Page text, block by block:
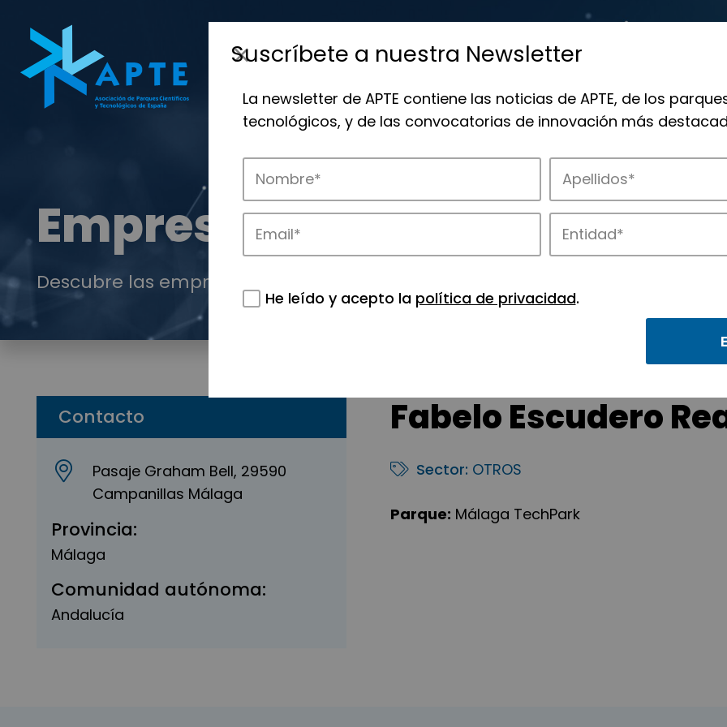
Empresas
Descubre las empresas que impulsan la innovación en los parques de APTE.
Contacto
Pasaje Graham Bell, 29590
Campanillas Málaga
Provincia:
Málaga
Comunidad autónoma:
Andalucía
Fabelo Escudero
Sector: OTROS
Parque: Málaga TechPark
Suscríbete a nuestra Newsletter
La newsletter de APTE contiene las noticias de APTE, de los
tecnológicos, y de las convocatorias de innovación más
He leído y acepto la política de privacidad.